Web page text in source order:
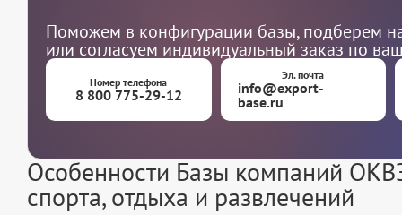
Поможем в конфигурации базы, подберем
или согласуем индивидуальный заказ по
Номер телефона
8 800 775-29-12
Эл. почта
info@export-
base.ru
Особенности Базы компаний
спорта, отдыха и развлечений